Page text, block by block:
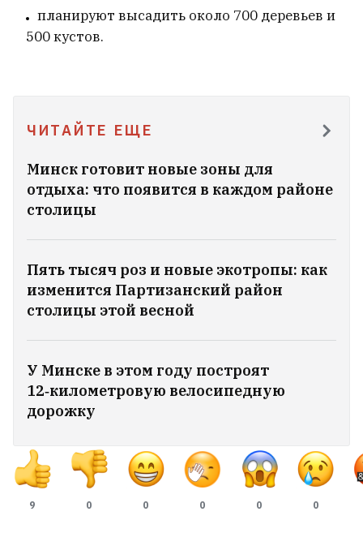
планируют высадить около 700 деревьев и
500 кустов.
ЧИТАЙТЕ ЕЩЕ
Минск готовит новые зоны для
отдыха: что появится в каждом районе
столицы
Пять тысяч роз и новые экотропы: как
изменится Партизанский район
столицы этой весной
У Минске в этом году построят
12‑километровую велосипедную
дорожку
9 0 0 0 0 0
кто стал избранником?
5
эвакуации
«Начал меня душить». Минчане
за очереди
Марк Цукерберг и бывший чемпион UFC